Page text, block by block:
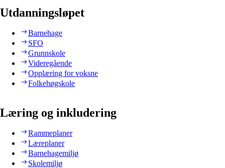
Utdanningsløpet
Barnehage
SFO
Grunnskole
Videregående
Opplæring for voksne
Folkehøgskole
Læring og inkludering
Rammeplaner
Læreplaner
Barnehagemiljø
Skolemiljø